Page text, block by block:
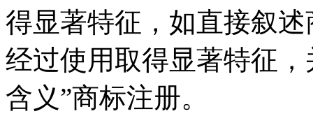
得显著特征，如直接叙
经过使用取得显著特征
含义”商标注册。